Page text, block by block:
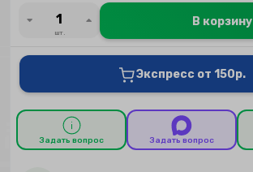
шт.
В корзину
Экспресс от 150р.
Задать вопрос Задать вопрос